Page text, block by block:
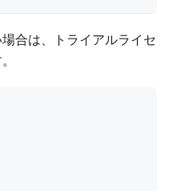
合は、トライアルライセ